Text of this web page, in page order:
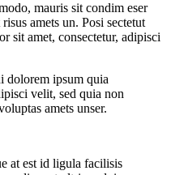
mauris sit condim eser
amets un. Posi sectetut
sit amet, consectetur, adipisci
dolorem ipsum quia
velit, sed quia non
amets unser.
at est id ligula facilisis